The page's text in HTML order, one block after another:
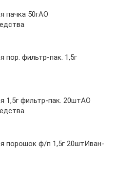
пачка 50гАО
пор. фильтр-пак. 1,5г
1,5г фильтр-пак. 20штАО
порошок ф/п 1,5г 20штИван-